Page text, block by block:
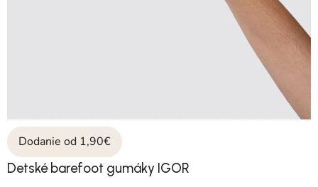
Dodanie od 1,90€
Detské barefoot gumáky IGOR